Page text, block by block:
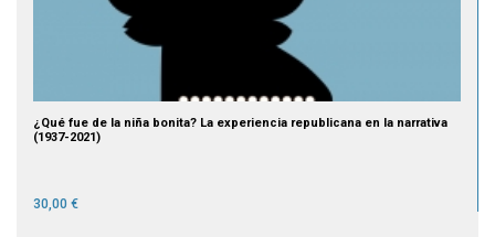
¿Qué fue de la niña bonita? La experiencia republicana en la narrativa
(1937-2021)
30,00 €